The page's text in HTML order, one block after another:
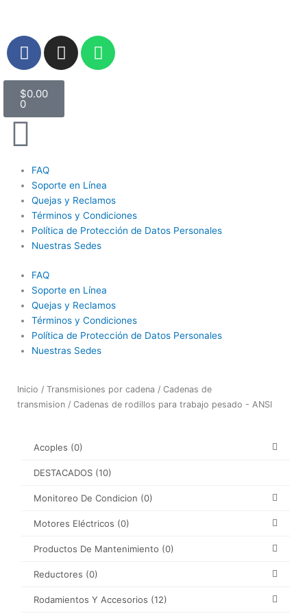
contenido
F
a
c
e
b
o
o
k
I
n
s
a
m
W
h
$0.00
0
Carrito
FAQ
Soporte en Línea
Quejas y Reclamos
Términos y Condiciones
Política de Protección de Datos Personales
Nuestras Sedes
FAQ
Soporte en Línea
Quejas y Reclamos
Términos y Condiciones
Política de Protección de Datos Personales
Nuestras Sedes
Inicio / Transmisiones por cadena / Cadenas de
transmision / Cadenas de rodillos para trabajo pesado - ANSI
Acoples (0)
DESTACADOS (10)
Monitoreo De Condicion (0)
Motores Eléctricos (0)
Productos De Mantenimiento (0)
Reductores (0)
Rodamientos Y Accesorios (12)